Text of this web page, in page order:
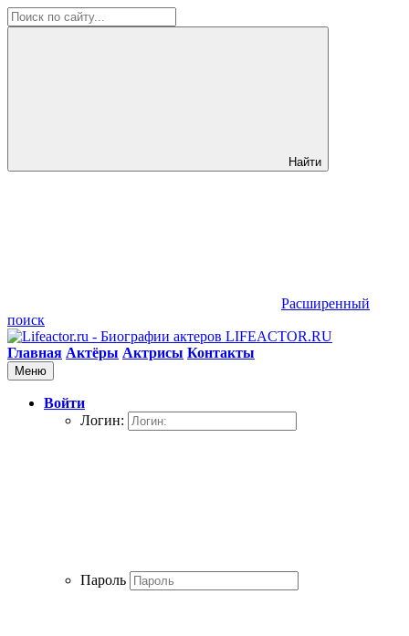
Найти
Расширенный
поиск
LIFEACTOR.RU
Главная Актёры Актрисы Контакты
Меню
Войти
Логин:
Пароль